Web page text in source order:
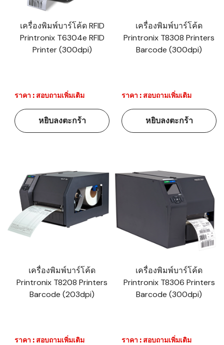
เครื่องพิมพ์บาร์โค้ด RFID
Printronix T6304e RFID
Printer (300dpi)
ราคา : สอบถามเพิ่มเติม
หยิบลงตะกร้า
เครื่องพิมพ์บาร์โค้ด
Printronix T8308 Printers
Barcode (300dpi)
ราคา : สอบถามเพิ่มเติม
หยิบลงตะกร้า
เครื่องพิมพ์บาร์โค้ด
Printronix T8208 Printers
Barcode (203dpi)
ราคา : สอบถามเพิ่มเติม
เครื่องพิมพ์บาร์โค้ด
Printronix T8306 Printers
Barcode (300dpi)
ราคา : สอบถามเพิ่มเติม